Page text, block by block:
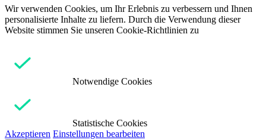
Wir verwenden Cookies, um Ihr Erlebnis zu verbessern und Ihnen
personalisierte Inhalte zu liefern. Durch die Verwendung dieser
Website stimmen Sie unseren Cookie-Richtlinien zu
Notwendige Cookies
Statistische Cookies
Akzeptieren Einstellungen bearbeiten